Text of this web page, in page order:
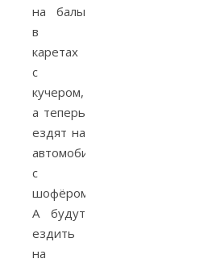
на балы
в
каретах
с
кучером,
а теперь
ездят на
автомобилях
с
шофёром.
А будут
ездить
на